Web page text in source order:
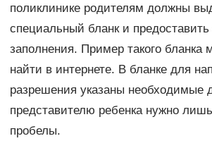
поликлинике родителям должны
специальный бланк и предоставить
заполнения. Пример такого бланка
найти в интернете. В бланке для
разрешения указаны необходимые
представителю ребенка нужно
пробелы.